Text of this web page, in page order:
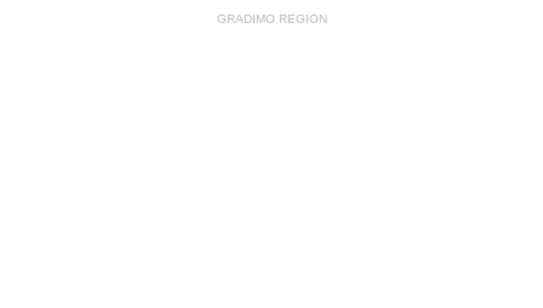
GRADIMO REGION